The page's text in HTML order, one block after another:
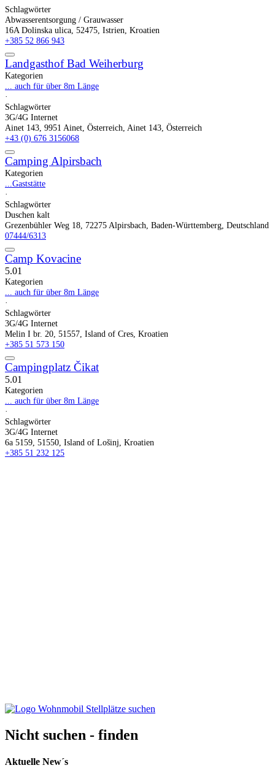
Schlagwörter
Abwasserentsorgung / Grauwasser
16A Dolinska ulica, 52475, Istrien, Kroatien
+385 52 866 943
Landgasthof Bad Weiherburg
Kategorien
... auch für über 8m Länge
·
Schlagwörter
3G/4G Internet
Ainet 143, 9951 Ainet, Österreich, Ainet 143, Österreich
+43 (0) 676 3156068
Camping Alpirsbach
Kategorien
...Gaststätte
·
Schlagwörter
Duschen kalt
Grezenbühler Weg 18, 72275 Alpirsbach, Baden-Württemberg, Deutschland
07444/6313
Camp Kovacine
5.01
Kategorien
... auch für über 8m Länge
·
Schlagwörter
3G/4G Internet
Melin I br. 20, 51557, Island of Cres, Kroatien
+385 51 573 150
Campingplatz Čikat
5.01
Kategorien
... auch für über 8m Länge
·
Schlagwörter
3G/4G Internet
6a 5159, 51550, Island of Lošinj, Kroatien
+385 51 232 125
Nicht suchen - finden
Aktuelle New´s